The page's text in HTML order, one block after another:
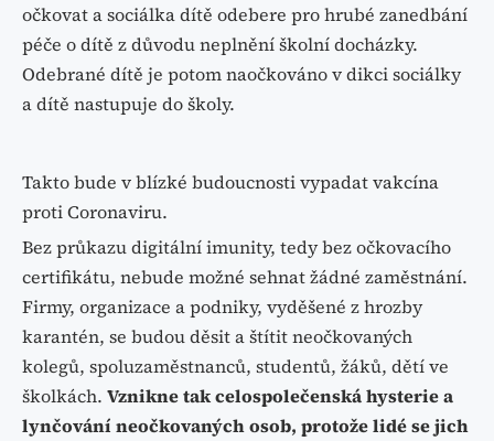
očkovat a sociálka dítě odebere pro hrubé zanedbání
péče o dítě z důvodu neplnění školní docházky.
Odebrané dítě je potom naočkováno v dikci sociálky
a dítě nastupuje do školy.
Takto bude v blízké budoucnosti vypadat vakcína
proti Coronaviru.
Bez průkazu digitální imunity, tedy bez očkovacího
certifikátu, nebude možné sehnat žádné zaměstnání.
Firmy, organizace a podniky, vyděšené z hrozby
karantén, se budou děsit a štítit neočkovaných
kolegů, spoluzaměstnanců, studentů, žáků, dětí ve
školkách. Vznikne tak celospolečenská hysterie a
lynčování neočkovaných osob, protože lidé se jich